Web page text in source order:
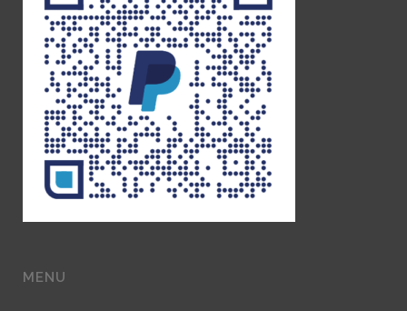
MENU